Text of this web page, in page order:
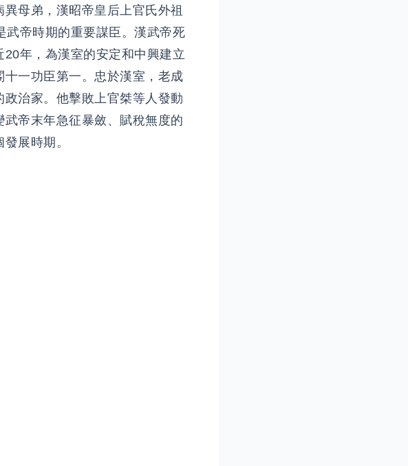
母弟，漢昭帝皇后上官氏外祖
武帝時期的重要謀臣。漢武帝死
年，為漢室的安定和中興建立
一功臣第一。忠於漢室，老成
治家。他擊敗上官桀等人發動
帝末年急征暴斂、賦稅無度的
展時期。